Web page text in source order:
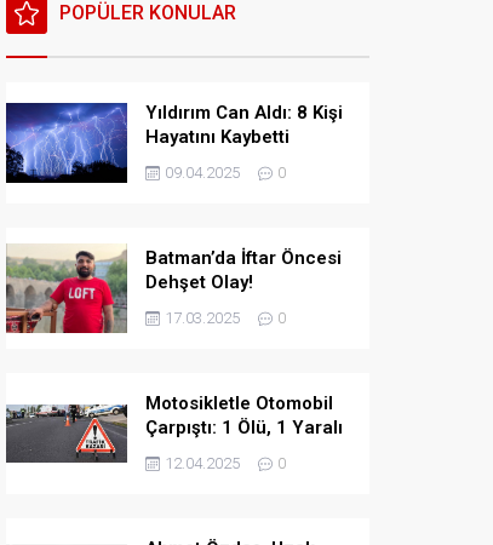
POPÜLER KONULAR
Yıldırım Can Aldı: 8 Kişi
Hayatını Kaybetti
09.04.2025 0
Batman’da İftar Öncesi
Dehşet Olay!
17.03.2025 0
Motosikletle Otomobil
Çarpıştı: 1 Ölü, 1 Yaralı
12.04.2025 0